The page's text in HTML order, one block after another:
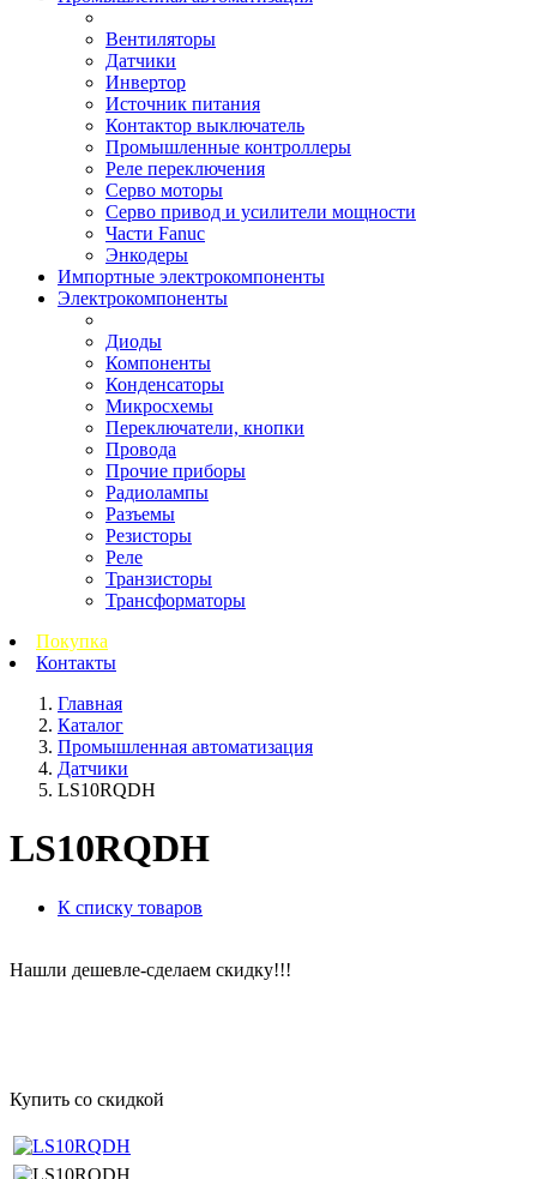
Вентиляторы
Датчики
Инвертор
Источник питания
Контактор выключатель
Промышленные контроллеры
Реле переключения
Серво моторы
Серво привод и усилители мощности
Части Fanuc
Энкодеры
Импортные электрокомпоненты
Электрокомпоненты
Диоды
Компоненты
Конденсаторы
Микросхемы
Переключатели, кнопки
Провода
Прочие приборы
Радиолампы
Разъемы
Резисторы
Реле
Транзисторы
Трансформаторы
Покупка
Контакты
Главная
Каталог
Промышленная автоматизация
Датчики
LS10RQDH
LS10RQDH
К списку товаров
Нашли дешевле-сделаем скидку!!!
Купить со скидкой